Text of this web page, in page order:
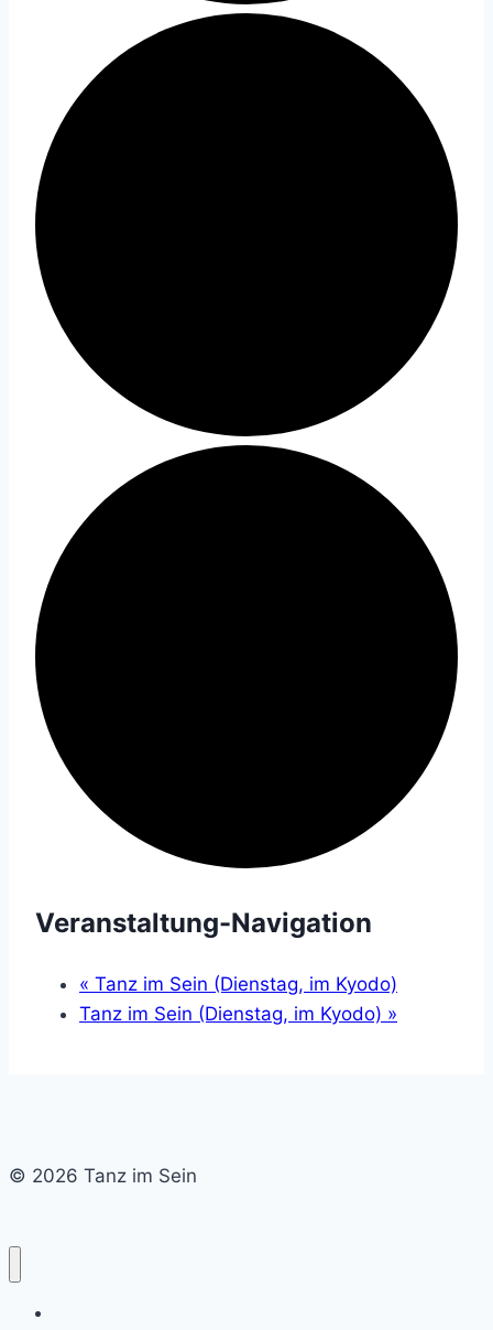
Veranstaltung-Navigation
« Tanz im Sein (Dienstag, im Kyodo)
Tanz im Sein (Dienstag, im Kyodo) »
© 2026 Tanz im Sein